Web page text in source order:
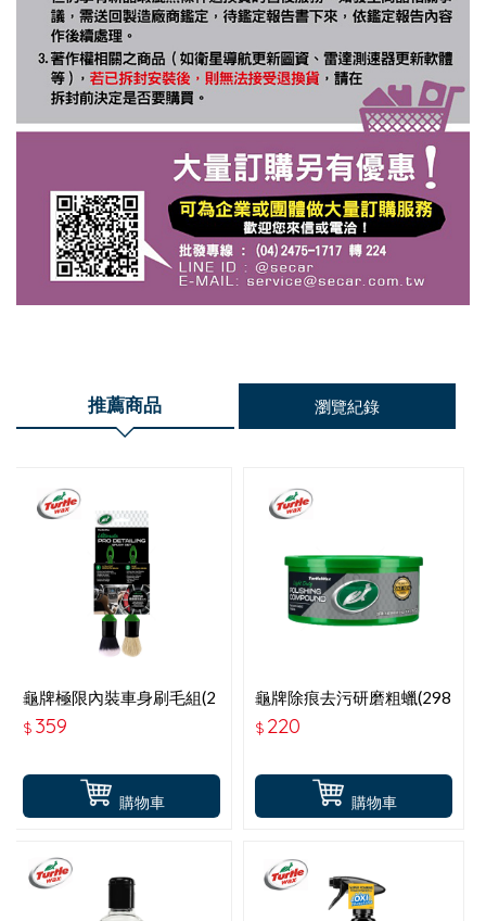
推薦商品 瀏覽紀錄
購物車
龜牌極限內裝車身刷毛組(2
入)- 22.5X3CM(直
徑)TW134
$ 359
購物車
龜牌除痕去污研磨粗蠟(298
公克) T241
$ 220